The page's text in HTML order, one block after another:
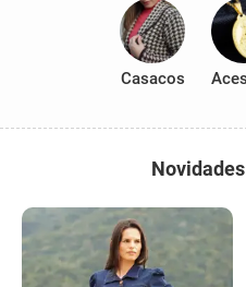
Casacos
Novidades